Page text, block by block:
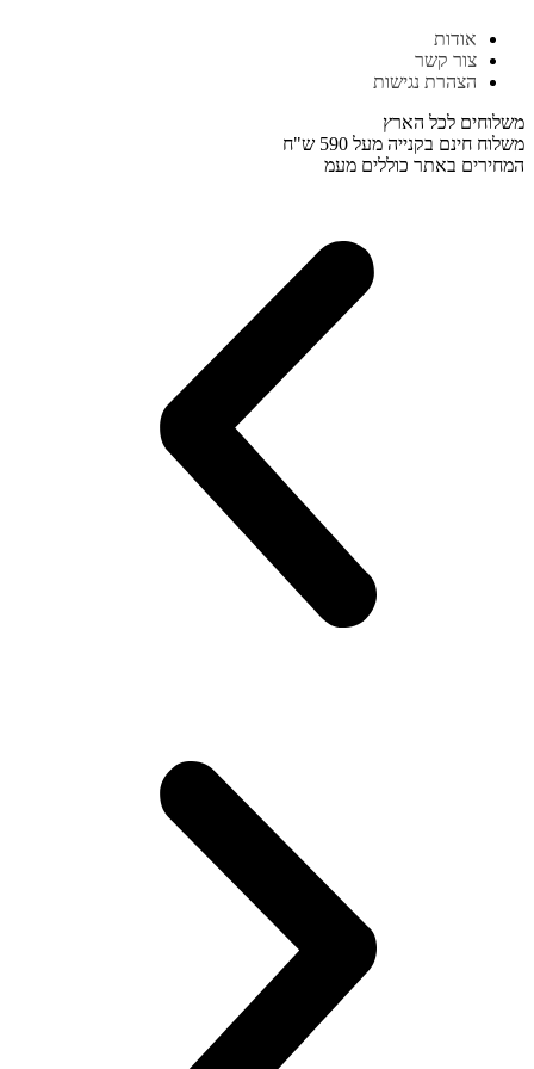
לתוכן
אודות
צור קשר
הצהרת נגישות
משלוחים לכל הארץ
משלוח חינם בקנייה מעל 590 ש"ח
המחירים באתר כוללים מעמ